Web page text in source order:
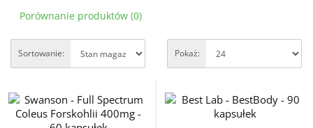
Porównanie produktów (0)
Sortowanie: Pokaż: